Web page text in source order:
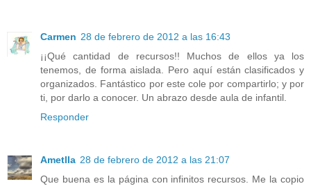
Carmen 28 de febrero de 2012 a las 16:43
¡¡Qué cantidad de recursos!! Muchos de ellos ya los
tenemos, de forma aislada. Pero aquí están clasificados y
organizados. Fantástico por este cole por compartirlo; y por
ti, por darlo a conocer. Un abrazo desde aula de infantil.
Responder
Ametlla 28 de febrero de 2012 a las 21:07
Que buena es la página con infinitos recursos. Me la copio